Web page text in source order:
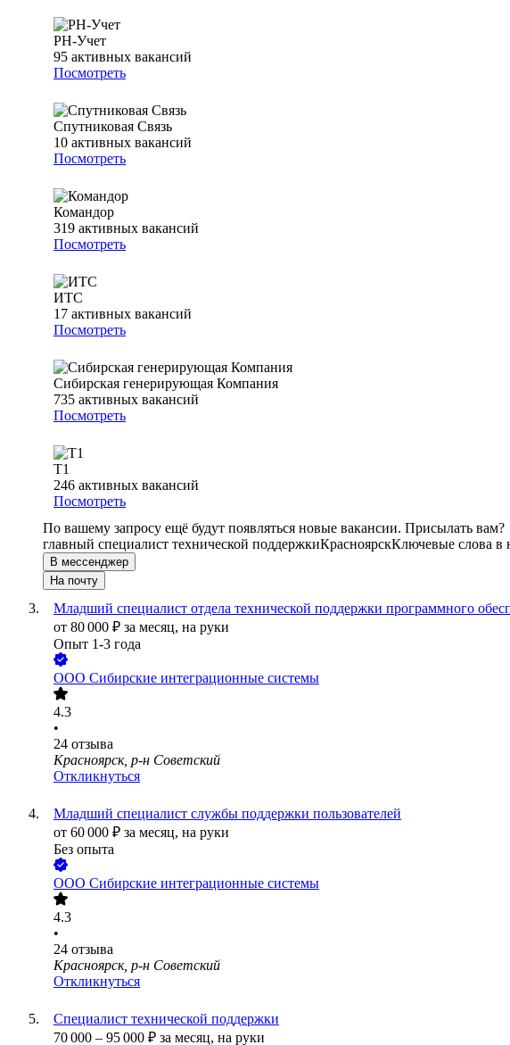
РН-Учет
95 активных вакансий
Посмотреть
Спутниковая Связь
10 активных вакансий
Посмотреть
Командор
319 активных вакансий
Посмотреть
ИТС
17 активных вакансий
Посмотреть
Сибирская генерирующая Компания
735 активных вакансий
Посмотреть
Т1
246 активных вакансий
Посмотреть
По вашему запросу ещё будут появляться новые вакансии. Присылать вам?
главный специалист технической поддержкиКрасноярскКлючевые слова в
В мессенджер
На почту
Младший специалист отдела технической поддержки программного
от 80 000 ₽ за месяц, на руки
Опыт 1-3 года
ООО Сибирские интеграционные системы
4.3
•
24 отзыва
Красноярск, р-н Советский
Откликнуться
Младший специалист службы поддержки пользователей
от 60 000 ₽ за месяц, на руки
Без опыта
ООО Сибирские интеграционные системы
4.3
•
24 отзыва
Красноярск, р-н Советский
Откликнуться
Специалист технической поддержки
70 000 – 95 000 ₽ за месяц, на руки